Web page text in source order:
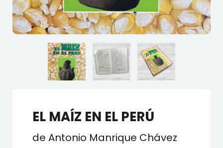
EL MAÍZ EN EL PERÚ
de Antonio Manrique Chávez